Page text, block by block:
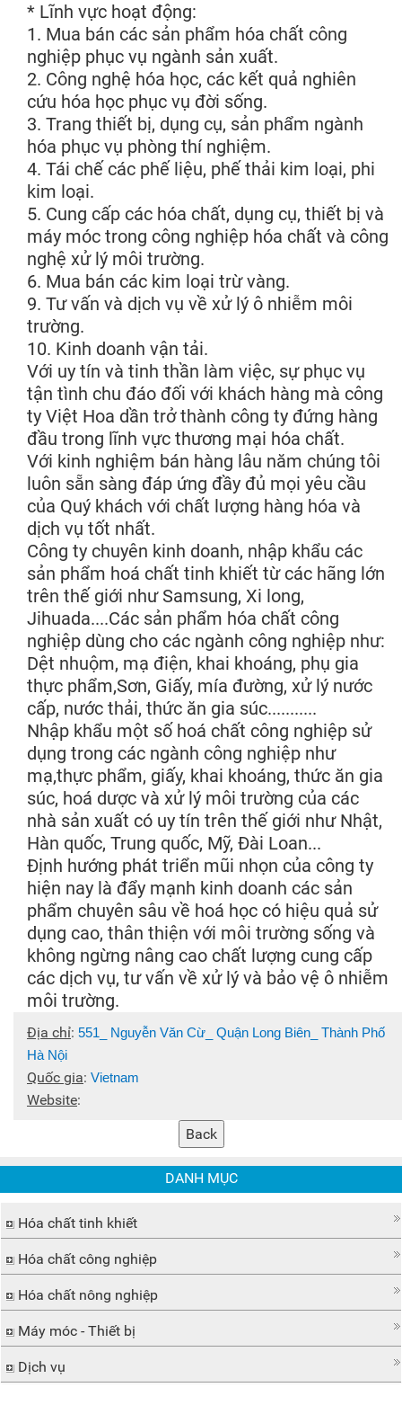
* Lĩnh vực hoạt động:
1. Mua bán các sản phẩm hóa chất công
nghiệp phục vụ ngành sản xuất.
2. Công nghệ hóa học, các kết quả nghiên
cứu hóa học phục vụ đời sống.
3. Trang thiết bị, dụng cụ, sản phẩm ngành
hóa phục vụ phòng thí nghiệm.
4. Tái chế các phế liệu, phế thải kim loại, phi
kim loại.
5. Cung cấp các hóa chất, dụng cụ, thiết bị và
máy móc trong công nghiệp hóa chất và công
nghệ xử lý môi trường.
6. Mua bán các kim loại trừ vàng.
9. Tư vấn và dịch vụ về xử lý ô nhiễm môi
trường.
10. Kinh doanh vận tải.
Với uy tín và tinh thần làm việc, sự phục vụ
tận tình chu đáo đối với khách hàng mà công
ty Việt Hoa dần trở thành công ty đứng hàng
đầu trong lĩnh vực thương mại hóa chất.
Với kinh nghiệm bán hàng lâu năm chúng tôi
luôn sẵn sàng đáp ứng đầy đủ mọi yêu cầu
của Quý khách với chất lượng hàng hóa và
dịch vụ tốt nhất.
Công ty chuyên kinh doanh, nhập khẩu các
sản phẩm hoá chất tinh khiết từ các hãng lớn
trên thế giới như Samsung, Xi long,
Jihuada....Các sản phẩm hóa chất công
nghiệp dùng cho các ngành công nghiệp như:
Dệt nhuộm, mạ điện, khai khoáng, phụ gia
thực phẩm,Sơn, Giấy, mía đường, xử lý nước
cấp, nước thải, thức ăn gia súc...........
Nhập khẩu một số hoá chất công nghiệp sử
dụng trong các ngành công nghiệp như
mạ,thực phẩm, giấy, khai khoáng, thức ăn gia
súc, hoá dược và xử lý môi trường của các
nhà sản xuất có uy tín trên thế giới như Nhật,
Hàn quốc, Trung quốc, Mỹ, Đài Loan...
Định hướng phát triển mũi nhọn của công ty
hiện nay là đẩy mạnh kinh doanh các sản
phẩm chuyên sâu về hoá học có hiệu quả sử
dụng cao, thân thiện với môi trường sống và
không ngừng nâng cao chất lượng cung cấp
các dịch vụ, tư vấn về xử lý và bảo vệ ô nhiễm
môi trường.
Địa chỉ: 551_ Nguyễn Văn Cừ_ Quận Long Biên_ Thành Phố
Hà Nội
Quốc gia: Vietnam
Website:
DANH MỤC
Hóa chất tinh khiết
Hóa chất công nghiệp
Hóa chất nông nghiệp
Máy móc - Thiết bị
Dịch vụ